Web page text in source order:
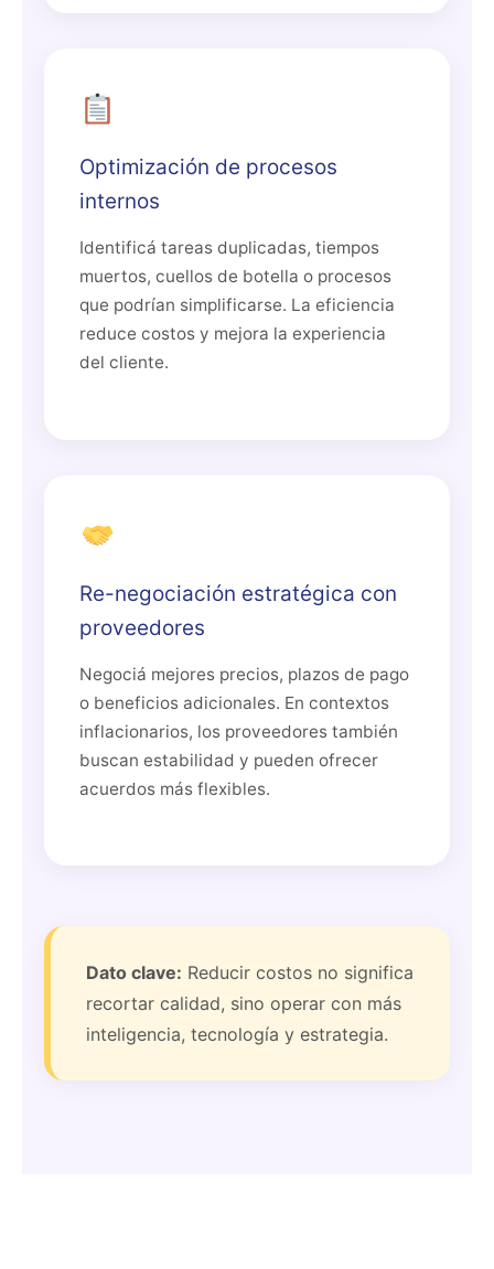
Optimización de procesos
internos
Identificá tareas duplicadas, tiempos
muertos, cuellos de botella o procesos
que podrían simplificarse. La eficiencia
reduce costos y mejora la experiencia
del cliente.
Re-negociación estratégica con
proveedores
Negociá mejores precios, plazos de pago
o beneficios adicionales. En contextos
inflacionarios, los proveedores también
buscan estabilidad y pueden ofrecer
acuerdos más flexibles.
Dato clave: Reducir costos no significa
recortar calidad, sino operar con más
inteligencia, tecnología y estrategia.